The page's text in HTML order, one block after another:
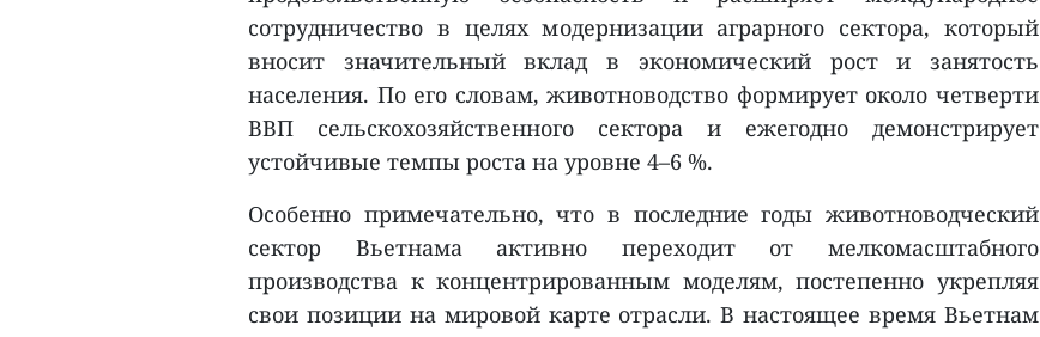
сотрудничество в целях модернизации аграрного сектора, который
вносит значительный вклад в экономический рост и занятость
населения. По его словам, животноводство формирует около четверти
ВВП сельскохозяйственного сектора и ежегодно демонстрирует
устойчивые темпы роста на уровне 4–6 %.
Особенно примечательно, что в последние годы животноводческий
сектор Вьетнама активно переходит от мелкомасштабного
производства к концентрированным моделям, постепенно укрепляя
свои позиции на мировой карте отрасли. В настоящее время Вьетнам